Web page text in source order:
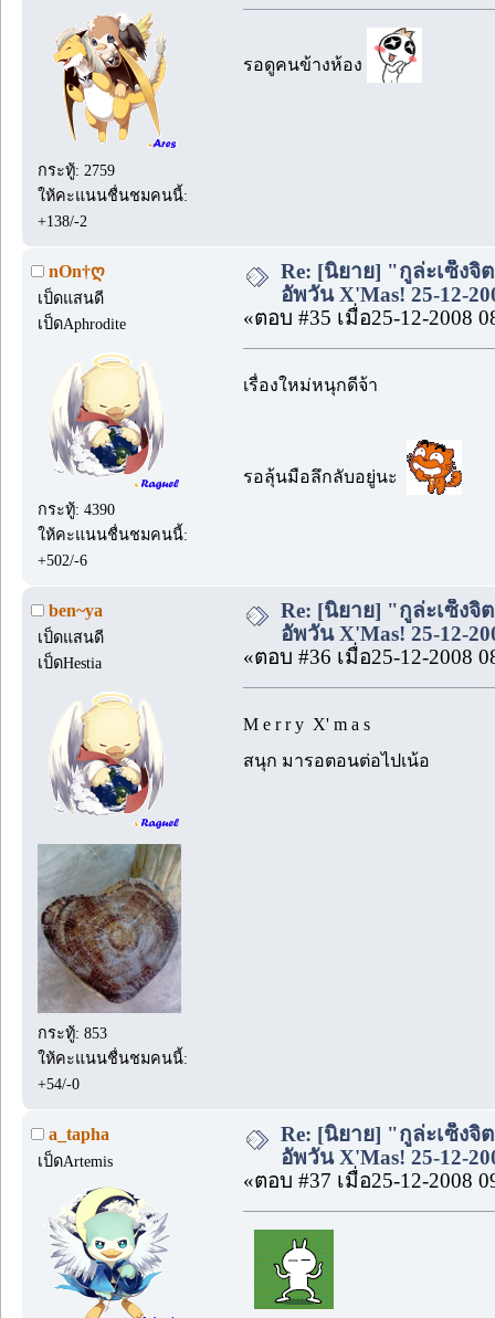
กระทู้: 2759
ให้คะแนนชื่นชมคนนี้:
+138/-2
รอดูคนข้างห้อง
nOn†ღ
เป็ดแสนดี
เป็ดAphrodite
กระทู้: 4390
ให้คะแนนชื่นชมคนนี้:
+502/-6
Re: [นิยาย] "กูล่ะเซ็งจิ
อัพวัน X'Mas! 25-12-
«ตอบ #35 เมื่อ25-12-2008
เรื่องใหม่หนุกดีจ้า
รอลุ้นมือลึกลับอยู่นะ
ben~ya
เป็ดแสนดี
เป็ดHestia
กระทู้: 853
ให้คะแนนชื่นชมคนนี้:
+54/-0
Re: [นิยาย] "กูล่ะเซ็งจิ
อัพวัน X'Mas! 25-12-
«ตอบ #36 เมื่อ25-12-2008
M e r r y X' m a s
สนุก มารอตอนต่อไปเน้อ
a_tapha
เป็ดArtemis
Re: [นิยาย] "กูล่ะเซ็งจิ
อัพวัน X'Mas! 25-12-
«ตอบ #37 เมื่อ25-12-2008